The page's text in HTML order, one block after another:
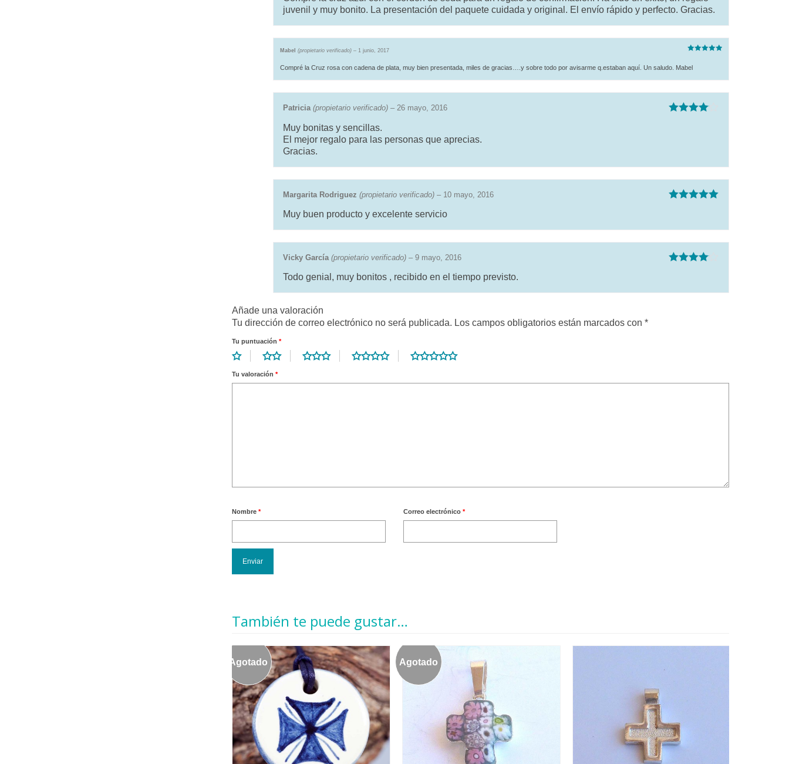
juvenil y muy bonito. La presentación del paquete cuidada y original. El envío rápido y perfecto. Gracias.
con
Mabel (propietario verificado) – 1 junio, 2017
Compré la Cruz rosa con cadena de plata, muy bien presentada, miles de gracias….y sobre todo por avisarme q.estaban aquí. Un saludo. Mabel
Patricia (propietario verificado) – 26 mayo, 2016
Muy bonitas y sencillas.
El mejor regalo para las personas que aprecias.
Gracias.
Margarita Rodriguez (propietario verificado) – 10 mayo, 2016
Muy buen producto y excelente servicio
Vicky García (propietario verificado) – 9 mayo, 2016
Todo genial, muy bonitos , recibido en el tiempo previsto.
Añade una valoración
Tu dirección de correo electrónico no será publicada. Los campos obligatorios están marcados con *
Tu puntuación *
Tu valoración *
Nombre * Correo electrónico *
También te puede gustar…
Agotado Agotado